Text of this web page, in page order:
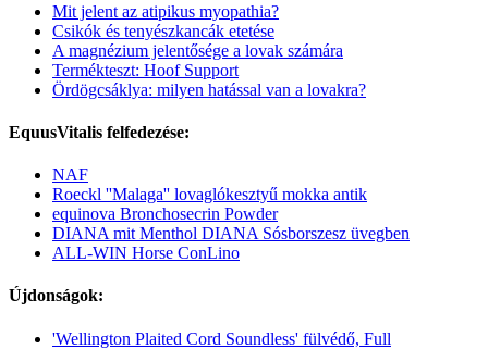
Mit jelent az atipikus myopathia?
Csikók és tenyészkancák etetése
A magnézium jelentősége a lovak számára
Termékteszt: Hoof Support
Ördögcsáklya: milyen hatással van a lovakra?
EquusVitalis felfedezése:
NAF
Roeckl ''Malaga'' lovaglókesztyű mokka antik
equinova Bronchosecrin Powder
DIANA mit Menthol DIANA Sósborszesz üvegben
ALL-WIN Horse ConLino
Újdonságok:
'Wellington Plaited Cord Soundless' fülvédő, Full